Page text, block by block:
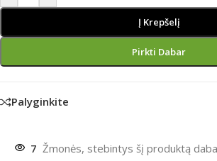
Į Krepšelį
Pirkti Dabar
Palyginkite
7 Žmonės, stebintys šį produktą